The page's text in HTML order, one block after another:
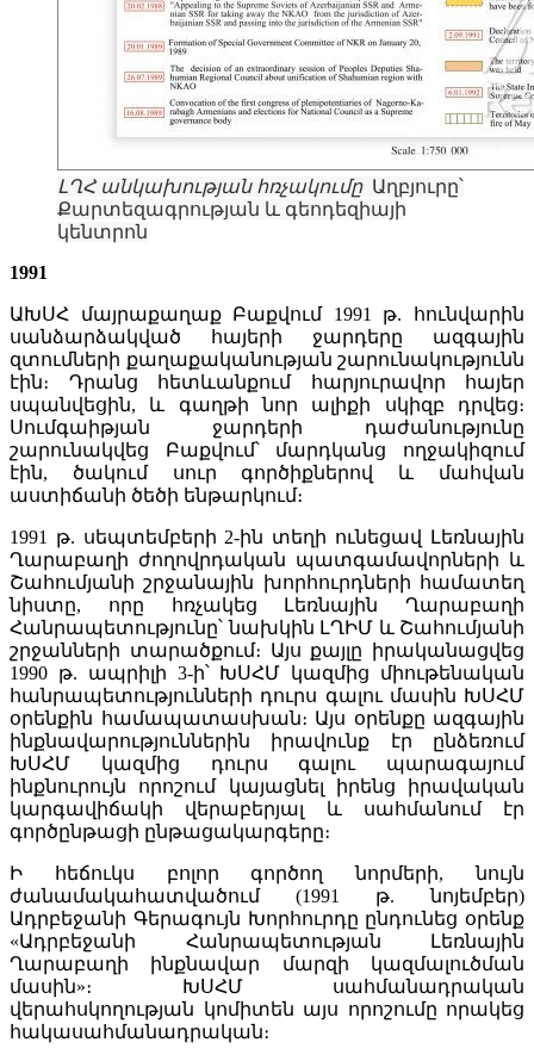
ԼՂՀ անկախության հռչակումը Աղբյուրը՝
Քարտեզագրության և գեոդեզիայի
կենտրոն
1991
ԱԽՍՀ մայրաքաղաք Բաքվում 1991 թ. հունվարին
սանձարձակված հայերի ջարդերը ազգային
զտումների քաղաքականության շարունակությունն
էին։ Դրանց հետևանքում հարյուրավոր հայեր
սպանվեցին, և գաղթի նոր ալիքի սկիզբ դրվեց։
Սումգաիթյան ջարդերի դաժանությունը
շարունակվեց Բաքվում՝ մարդկանց ողջակիզում
էին, ծակում սուր գործիքներով և մահվան
աստիճանի ծեծի ենթարկում։
1991 թ. սեպտեմբերի 2-ին տեղի ունեցավ Լեռնային
Ղարաբաղի ժողովրդական պատգամավորների և
Շահումյանի շրջանային խորհուրդների համատեղ
նիստը, որը հռչակեց Լեռնային Ղարաբաղի
Հանրապետությունը՝ նախկին ԼՂԻՄ և Շահումյանի
շրջանների տարածքում։ Այս քայլը իրականացվեց
1990 թ. ապրիլի 3-ի՝ ԽՍՀՄ կազմից միութենական
հանրապետությունների դուրս գալու մասին ԽՍՀՄ
օրենքին համապատասխան։ Այս օրենքը ազգային
ինքնավարություններին իրավունք էր ընձեռում
ԽՍՀՄ կազմից դուրս գալու պարագայում
ինքնուրույն որոշում կայացնել իրենց իրավական
կարգավիճակի վերաբերյալ և սահմանում էր
գործընթացի ընթացակարգերը։
Ի հեճուկս բոլոր գործող նորմերի, նույն
ժանամակահատվածում (1991 թ. նոյեմբեր)
Ադրբեջանի Գերագույն Խորհուրդը ընդունեց օրենք
«Ադրբեջանի Հանրապետության Լեռնային
Ղարաբաղի ինքնավար մարզի կազմալուծման
մասին»։ ԽՍՀՄ սահմանադրական
վերահսկողության կոմիտեն այս որոշումը որակեց
հակասահմանադրական։